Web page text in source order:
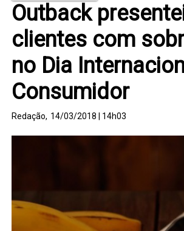
Outback
clientes com
no Dia
Consumidor
Redação, 14/03/2018 | 14h03